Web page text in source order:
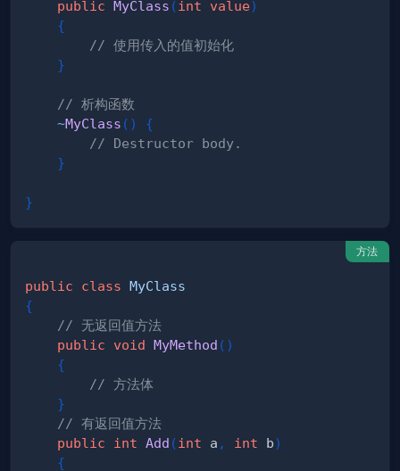
public MyClass (int value)
{
// 使用传入的值初始化
}
// 析构函数
~MyClass ( )
{
// Destructor body.
}
}
方法
public class MyClass
{
// 无返回值方法
public
void MyMethod ( )
{
// 方法体
}
// 有返回值方法
public
int Add (int a , int b)
{